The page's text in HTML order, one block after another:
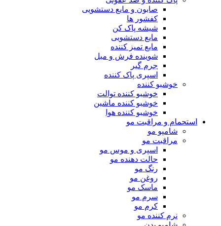
صابون و مایع دستشویی
کفشور ها
شیشه پاک کن
مایع دستشویی
مایع تمیز کننده
شوینده فرش و مبل
جرم گیر
اسپری پاک کننده
خوشبو کننده
خوشبو کننده توالت
خوشبو کننده ماشین
خوشبو کننده هوا
استحمام و مراقبت مو
شامپو مو
مراقبت مو
اسپری و موس مو
حالت دهنده مو
رنگ مو
روغن مو
ماسک مو
سرم مو
کرم مو
نرم کننده مو